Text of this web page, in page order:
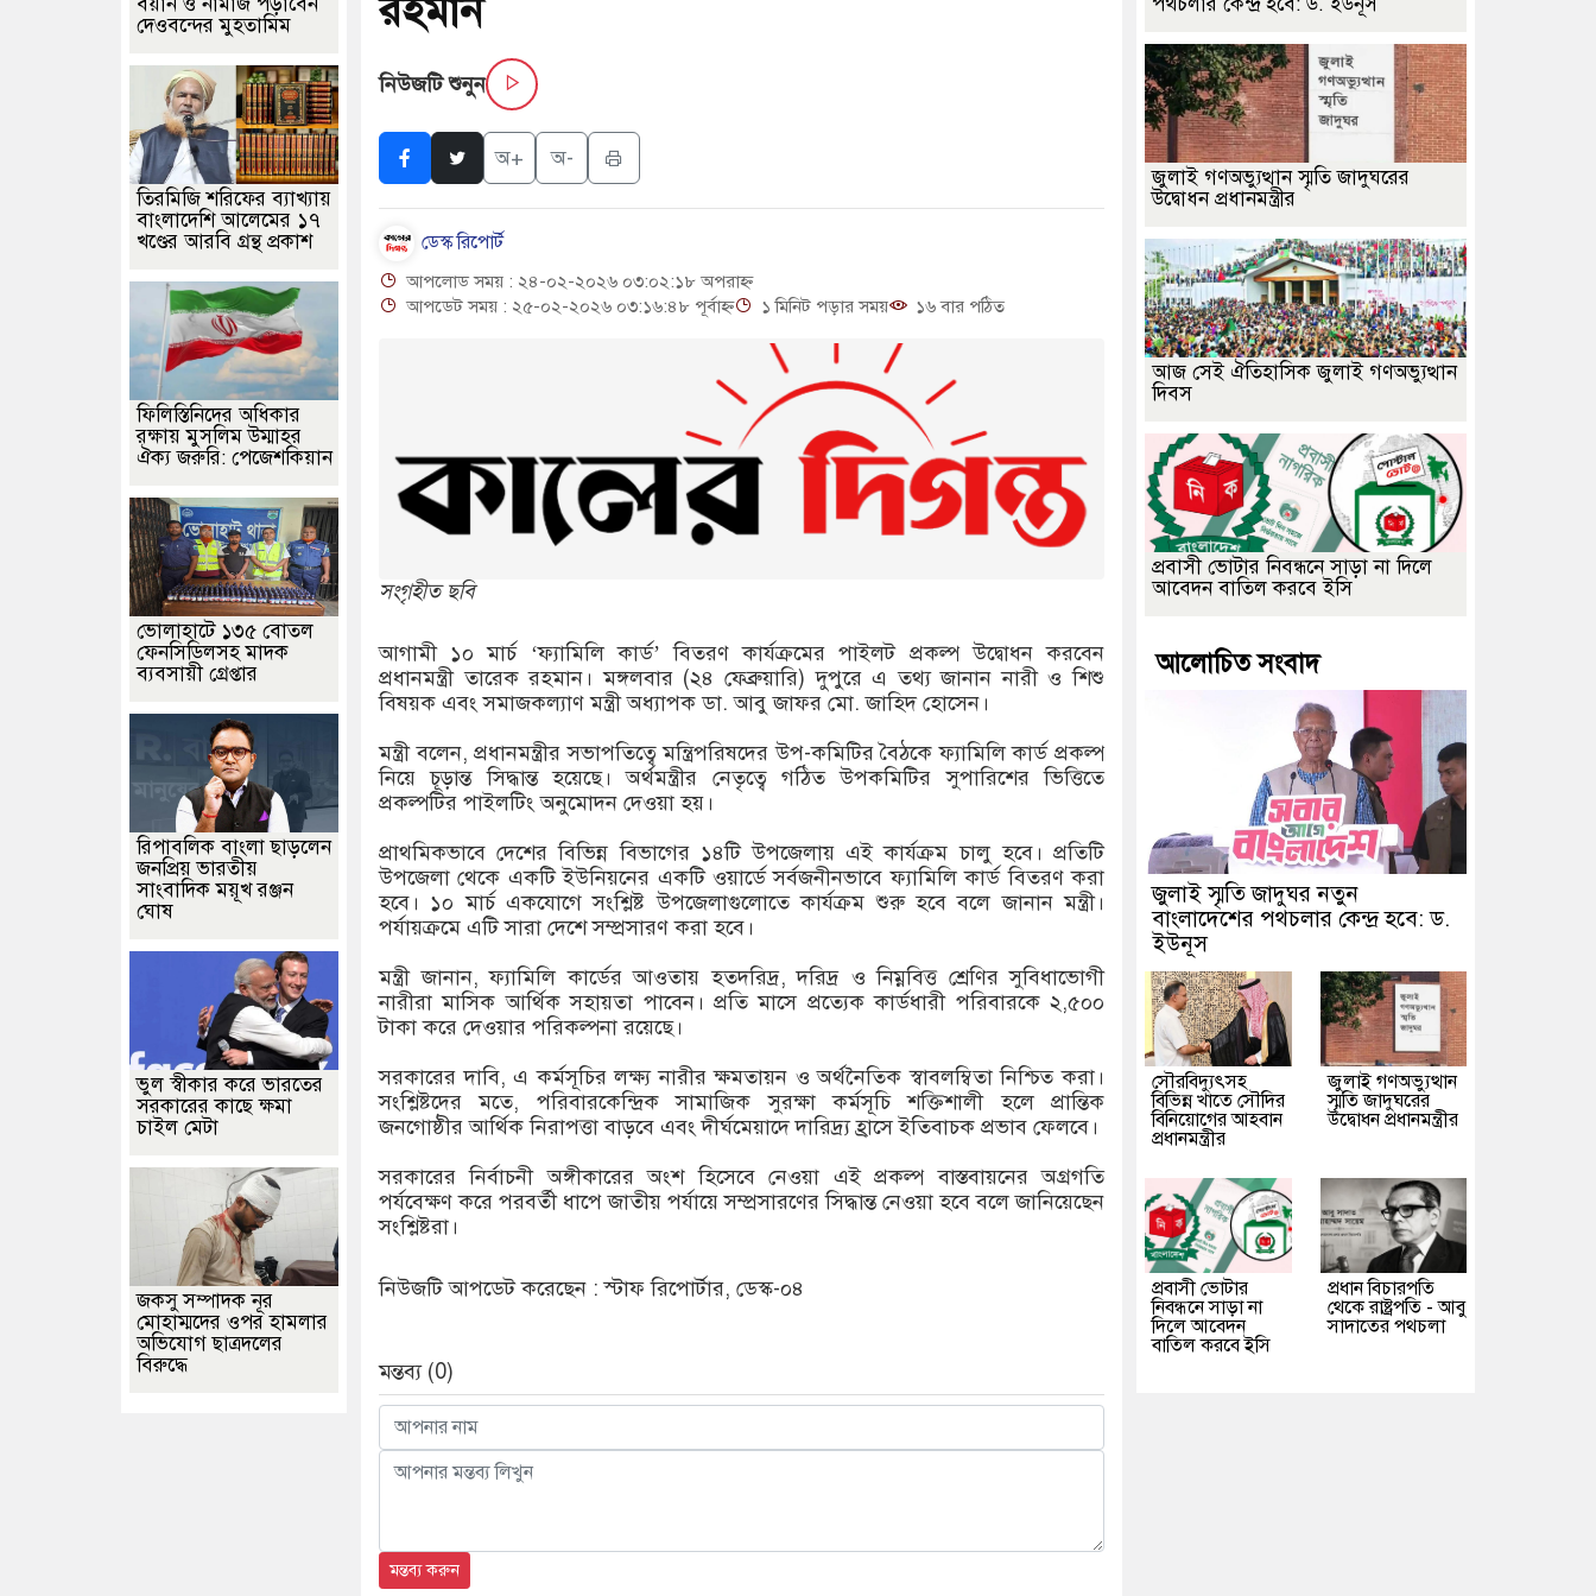
পোশাক রপ্তানিতে দ্বিতীয় স্থানে বাংলাদেশ আজ সেই ঐতিহাসিক জুলাই গণঅভ্যুত্থান দিবস
আসামি অবসরপ্রাপ্ত সেনাসদস্য জামিনে মুক্ত বড়পুকুরিয়া তাপবিদ্যুৎ কেন্দ্রের ইউনিট-১ এ আবারও বিদ্যুৎ উৎপাদন শুরু
শিপিং চ্যানেলে জালের জড়ালে মারাত্মক নৌ-ঝুঁকি রূপপুর গ্রিন সিটিতে রুশ নাগরিকদের মারামারি: নিহত ১
ভূমি অফিসের সব কর্মকর্তা-কর্মচারী বরখাস্ত শহীদ মিনারের সেই ঐতিহাসিক "এক দফা" -র ২ বছর পূর্তি
রহমান
নিউজটি শুনুন
অ+ অ-
ডেস্ক রিপোর্ট
আপলোড সময় : ২৪-০২-২০২৬ ০৩:০২:১৮ অপরাহ্ন
আপডেট সময় : ২৫-০২-২০২৬ ০৩:১৬:৪৮ পূর্বাহ্ন
১ মিনিট পড়ার সময় ১৬ বার পঠিত
সংগৃহীত ছবি
আগামী ১০ মার্চ ‘ফ্যামিলি কার্ড’ বিতরণ কার্যক্রমের পাইলট প্রকল্প উদ্বোধন করবেন
প্রধানমন্ত্রী তারেক রহমান। মঙ্গলবার (২৪ ফেব্রুয়ারি) দুপুরে এ তথ্য জানান নারী ও শিশু
বিষয়ক এবং সমাজকল্যাণ মন্ত্রী অধ্যাপক ডা. আবু জাফর মো. জাহিদ হোসেন।
মন্ত্রী বলেন, প্রধানমন্ত্রীর সভাপতিত্বে মন্ত্রিপরিষদের উপ-কমিটির বৈঠকে ফ্যামিলি কার্ড প্রকল্প
নিয়ে চূড়ান্ত সিদ্ধান্ত হয়েছে। অর্থমন্ত্রীর নেতৃত্বে গঠিত উপকমিটির সুপারিশের ভিত্তিতে
প্রকল্পটির পাইলটিং অনুমোদন দেওয়া হয়।
প্রাথমিকভাবে দেশের বিভিন্ন বিভাগের ১৪টি উপজেলায় এই কার্যক্রম চালু হবে। প্রতিটি
উপজেলা থেকে একটি ইউনিয়নের একটি ওয়ার্ডে সর্বজনীনভাবে ফ্যামিলি কার্ড বিতরণ করা
হবে। ১০ মার্চ একযোগে সংশ্লিষ্ট উপজেলাগুলোতে কার্যক্রম শুরু হবে বলে জানান মন্ত্রী।
পর্যায়ক্রমে এটি সারা দেশে সম্প্রসারণ করা হবে।
মন্ত্রী জানান, ফ্যামিলি কার্ডের আওতায় হতদরিদ্র, দরিদ্র ও নিম্নবিত্ত শ্রেণির সুবিধাভোগী
নারীরা মাসিক আর্থিক সহায়তা পাবেন। প্রতি মাসে প্রত্যেক কার্ডধারী পরিবারকে ২,৫০০
টাকা করে দেওয়ার পরিকল্পনা রয়েছে।
সরকারের দাবি, এ কর্মসূচির লক্ষ্য নারীর ক্ষমতায়ন ও অর্থনৈতিক স্বাবলম্বিতা নিশ্চিত করা।
সংশ্লিষ্টদের মতে, পরিবারকেন্দ্রিক সামাজিক সুরক্ষা কর্মসূচি শক্তিশালী হলে প্রান্তিক
জনগোষ্ঠীর আর্থিক নিরাপত্তা বাড়বে এবং দীর্ঘমেয়াদে দারিদ্র্য হ্রাসে ইতিবাচক প্রভাব ফেলবে।
সরকারের নির্বাচনী অঙ্গীকারের অংশ হিসেবে নেওয়া এই প্রকল্প বাস্তবায়নের অগ্রগতি
পর্যবেক্ষণ করে পরবর্তী ধাপে জাতীয় পর্যায়ে সম্প্রসারণের সিদ্ধান্ত নেওয়া হবে বলে জানিয়েছেন
সংশ্লিষ্টরা।
নিউজটি আপডেট করেছেন : স্টাফ রিপোর্টার, ডেস্ক-০৪
মন্তব্য (0)
মন্তব্য করুন
দেওবন্দের মুহতামিম
তিরমিজি শরিফের ব্যাখ্যায়
বাংলাদেশি আলেমের ১৭
খণ্ডের আরবি গ্রন্থ প্রকাশ
ফিলিস্তিনিদের অধিকার
রক্ষায় মুসলিম উম্মাহর
ঐক্য জরুরি: পেজেশকিয়ান
ভোলাহাটে ১৩৫ বোতল
ফেনসিডিলসহ মাদক
ব্যবসায়ী গ্রেপ্তার
রিপাবলিক বাংলা ছাড়লেন
জনপ্রিয় ভারতীয়
সাংবাদিক ময়ূখ রঞ্জন
ঘোষ
ভুল স্বীকার করে ভারতের
সরকারের কাছে ক্ষমা
চাইল মেটা
জকসু সম্পাদক নূর
মোহাম্মদের ওপর হামলার
অভিযোগ ছাত্রদলের
বিরুদ্ধে
জুলাই গণঅভ্যুত্থান স্মৃতি জাদুঘরের
উদ্বোধন প্রধানমন্ত্রীর
আজ সেই ঐতিহাসিক জুলাই গণঅভ্যুত্থান
দিবস
প্রবাসী ভোটার নিবন্ধনে সাড়া না দিলে
আবেদন বাতিল করবে ইসি
আলোচিত সংবাদ
জুলাই স্মৃতি জাদুঘর নতুন
বাংলাদেশের পথচলার কেন্দ্র হবে: ড.
ইউনূস
সৌরবিদ্যুৎসহ
বিভিন্ন খাতে সৌদির
বিনিয়োগের আহবান
প্রধানমন্ত্রীর
জুলাই গণঅভ্যুত্থান
স্মৃতি জাদুঘরের
উদ্বোধন প্রধানমন্ত্রীর
প্রবাসী ভোটার
নিবন্ধনে সাড়া না
দিলে আবেদন
বাতিল করবে ইসি
প্রধান বিচারপতি
থেকে রাষ্ট্রপতি - আবু
সাদাতের পথচলা